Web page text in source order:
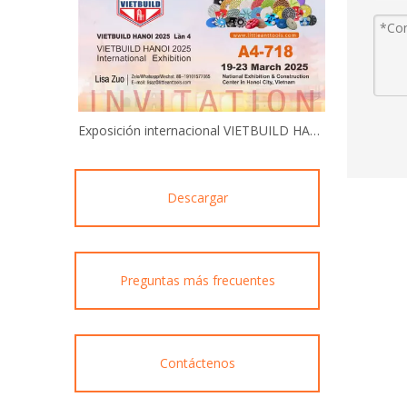
Exposición internacional VIETBUILD HANOI 2025
Descargar
Preguntas más frecuentes
Contáctenos